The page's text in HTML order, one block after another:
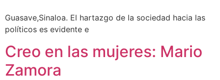
Guasave,Sinaloa. El hartazgo de la sociedad hacia las
políticos es evidente e
Creo en las mujeres: Mario
Zamora